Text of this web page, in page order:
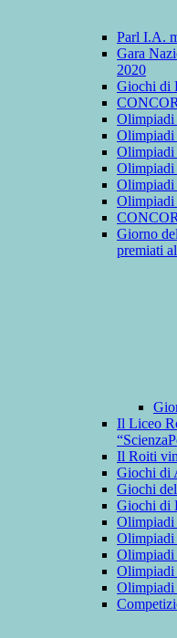
Parl I.A.
Gara
2020
Giochi di
Olimpiadi
Olimpiadi
Olimpiadi
Olimpiadi
Olimpiadi
Olimpiadi
Giorno
premiati
Il Liceo
Il Roiti
Giochi di
Giochi
Giochi di
Olimpiadi
Olimpiadi
Olimpiadi
Olimpiadi
Olimpiadi